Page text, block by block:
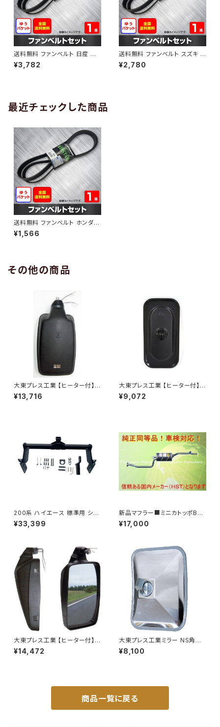
送料無料 ファンベルト 日産 キ
ューブ 型式Z12 H20.11～H24.
10 （国内トップメーカー） 1本 H
¥3,782
送料無料 ファンベルト スズキ ワ
ゴンR 型式MH34S H24.09～
H29.02 （国内トップメーカー）
¥2,780
最近チェックした商品
送料無料 ファンベルト ホンダ N
-BOX 型式JF2 H23.12～H29.
08 （国内トップメーカー） 1本 H
¥1,566
その他の商品
大東プレス工業 【ヒーター付】
ハイウェイミラー R1000 326×
206 リモコン無 ヒーター付 DI-
¥13,716
大東プレス工業 【ヒーター付】サ
イドミラー/バックミラーJ08 DI
-7BZ
¥9,072
200系 ハイエース 標準用 シャ
ックル 付き ヒッチ メンバー ボ
ールマウント ヒッチマウント トレ
¥33,399
新品マフラー■ミニカトッポBJ
H42A H42V H47A H47V純
正同等/車検対応 065-75
¥17,000
大東プレス工業 【ヒーター付】ハ
イウェイミラー ヒーター付 100
0R DI-5101CXY
¥14,472
大東プレス工業ミラー NS角型
トレーラーﾐﾗｰ (SUS) L013 DI
-58SUS
¥8,100
商品一覧に戻る